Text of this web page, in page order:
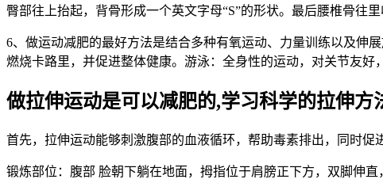
臀部往上抬起，背骨形成一个英文字母“S”的形状。最后腰椎骨往里
6、做运动减肥的最好方法是结合多种有氧运动、力量训练以及伸
燃烧卡路里，并促进整体健康。游泳：全身性的运动，对关节友好
做拉伸运动是可以减肥的,学习科学的拉伸方
首先，拉伸运动能够刺激腹部的血液循环，帮助毒素排出，同时
锻炼部位：腹部 脸朝下躺在地面，拇指位于肩膀正下方，双脚伸